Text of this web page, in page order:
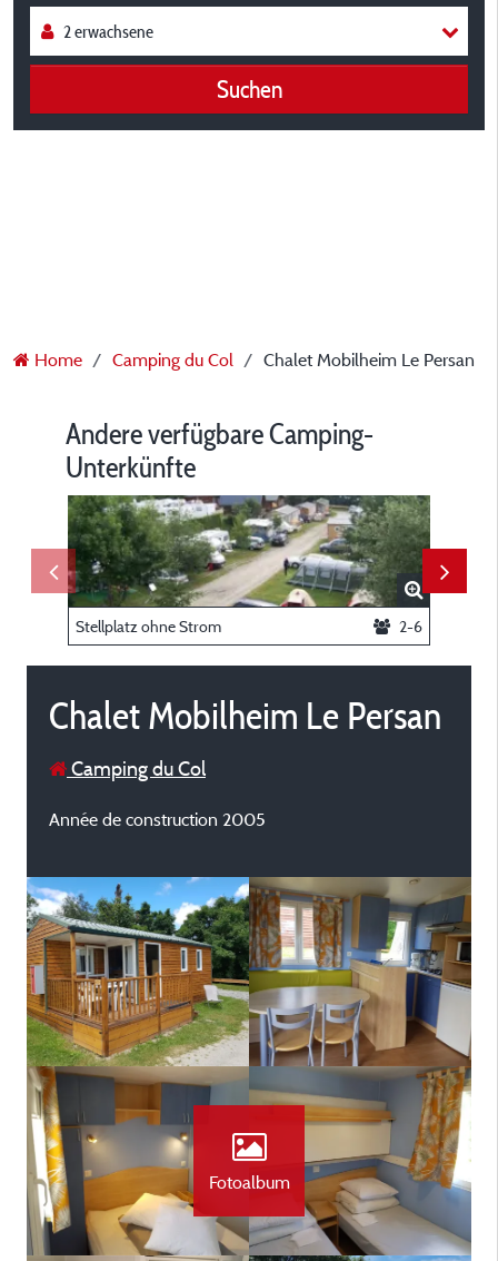
Suchen
Home Camping du Col Chalet Mobilheim Le Persan
Andere verfügbare Camping-
Unterkünfte
Stellplatz ohne Strom 2-6
Chalet Mobilheim Le Persan
Camping du Col
Année de construction 2005
Fotoalbum